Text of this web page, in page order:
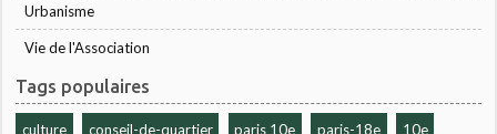
Urbanisme
Vie de l'Association
Tags populaires
culture conseil-de-quartier paris 10e paris-18e 10e